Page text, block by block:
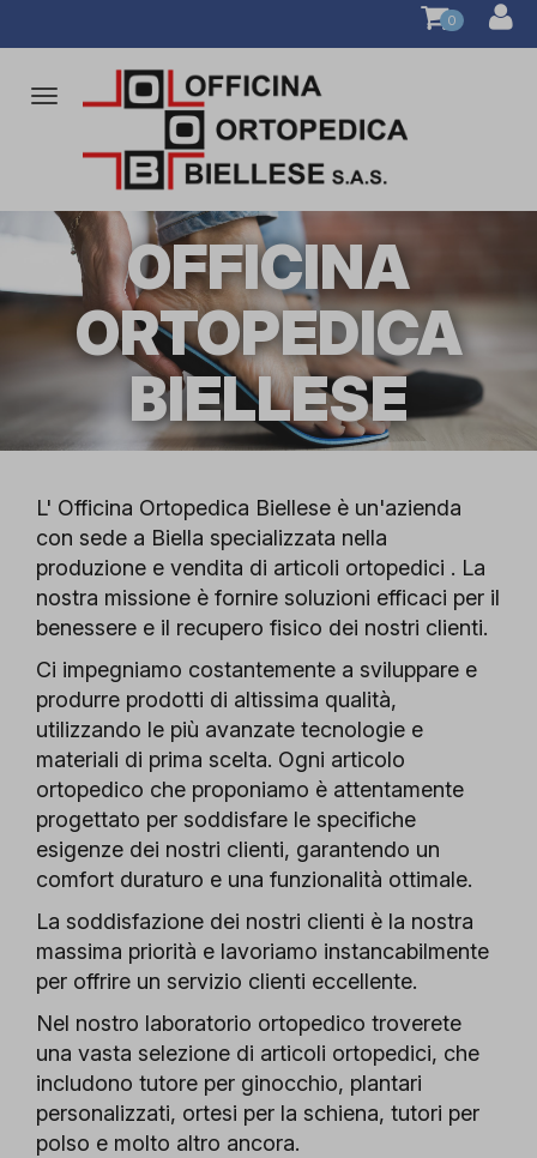
0
Attiva/disattiva
navigazione
OFFICINA
ORTOPEDICA
BIELLESE
L' Officina Ortopedica Biellese è un'azienda
con sede a Biella specializzata nella
produzione e vendita di articoli ortopedici . La
nostra missione è fornire soluzioni efficaci per il
benessere e il recupero fisico dei nostri clienti.
Ci impegniamo costantemente a sviluppare e
produrre prodotti di altissima qualità,
utilizzando le più avanzate tecnologie e
materiali di prima scelta. Ogni articolo
ortopedico che proponiamo è attentamente
progettato per soddisfare le specifiche
esigenze dei nostri clienti, garantendo un
comfort duraturo e una funzionalità ottimale.
La soddisfazione dei nostri clienti è la nostra
massima priorità e lavoriamo instancabilmente
per offrire un servizio clienti eccellente.
Nel nostro laboratorio ortopedico troverete
una vasta selezione di articoli ortopedici, che
includono tutore per ginocchio, plantari
personalizzati, ortesi per la schiena, tutori per
polso e molto altro ancora.